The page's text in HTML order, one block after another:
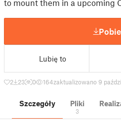
to mount them in a upcoming
Lubię to
2 23 0 164zaktualizowano 9
Szczegóły Pliki
3